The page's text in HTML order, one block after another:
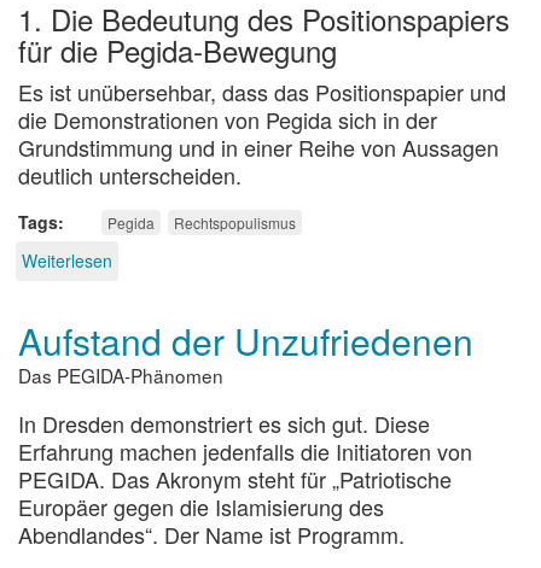
1. Die Bedeutung des Positionspapiers
für die Pegida-Bewegung
Es ist unübersehbar, dass das Positionspapier und
die Demonstrationen von Pegida sich in der
Grundstimmung und in einer Reihe von Aussagen
deutlich unterscheiden.
Tags Pegida Rechtspopulismus
Weiterlesen
Pegida-
Positionspapier
Aufstand der Unzufriedenen
Das PEGIDA-Phänomen
In Dresden demonstriert es sich gut. Diese
Erfahrung machen jedenfalls die Initiatoren von
PEGIDA. Das Akronym steht für „Patriotische
Europäer gegen die Islamisierung des
Abendlandes“. Der Name ist Programm.